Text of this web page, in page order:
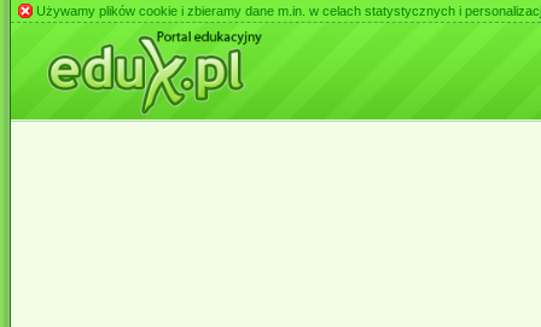
Używamy plików cookie i zbieramy dane m.in. w celach statystycznych i